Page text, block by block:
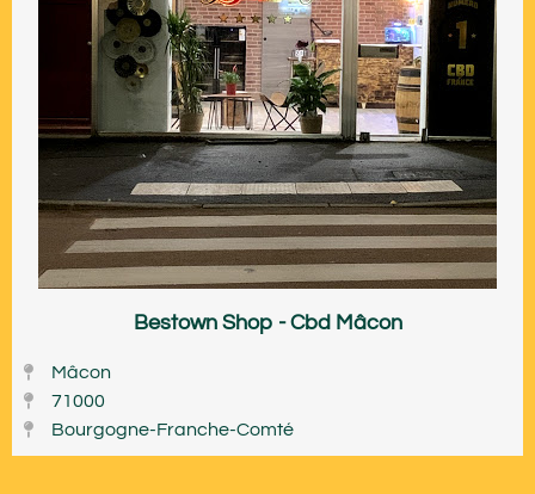
Bestown Shop - Cbd Mâcon
Mâcon
71000
Bourgogne-Franche-Comté